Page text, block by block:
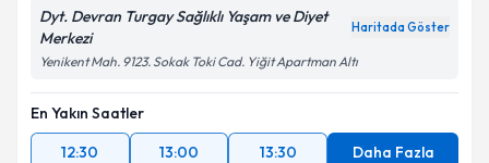
Dyt. Devran Turgay Sağlıklı Yaşam ve Diyet
Merkezi
Haritada Göster
Yenikent Mah. 9123. Sokak Toki Cad. Yiğit Apartman Altı
En Yakın Saatler
12:30
13:00 13:30 Daha Fazla